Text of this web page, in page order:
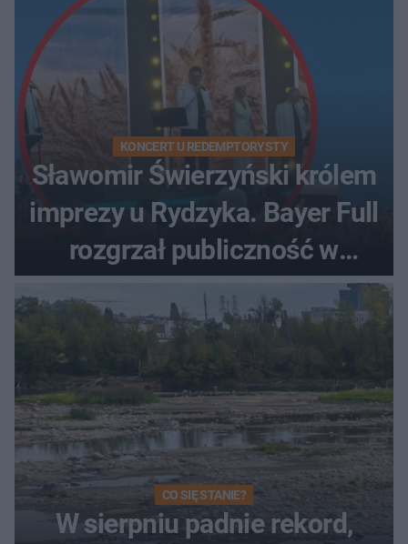
KONCERT U REDEMPTORYSTY
Sławomir Świerzyński królem
imprezy u Rydzyka. Bayer Full
rozgrzał publiczność w
Toruniu
CO SIĘ STANIE?
W sierpniu padnie rekord,